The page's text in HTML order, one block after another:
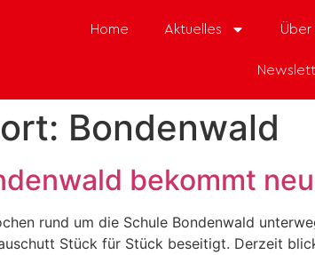
Home Aktuelles Über
Bondenwald
bekommt
rund um die Schule Bondenwald
Stück für Stück beseitigt. Derzeit